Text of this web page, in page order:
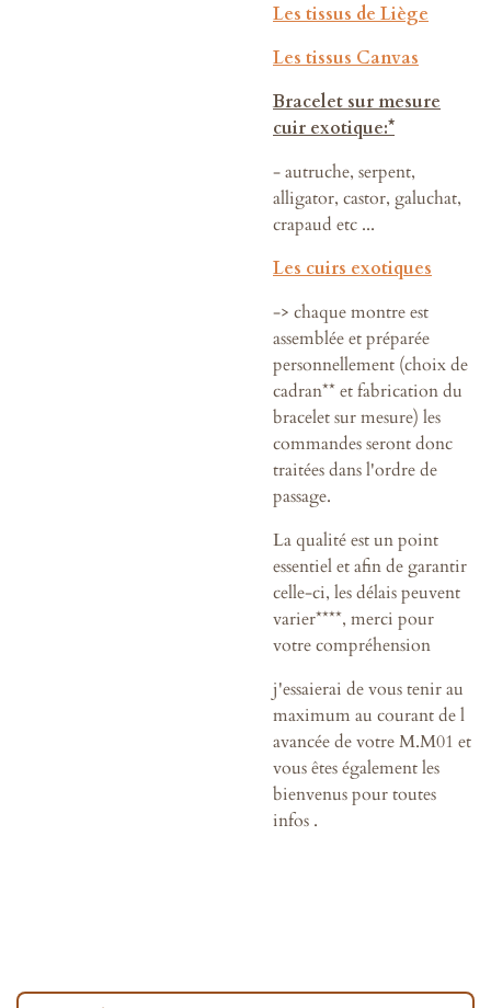
Les tissus de Liège
Les tissus Canvas
Bracelet sur mesure
cuir exotique:*
- autruche, serpent,
alligator, castor, galuchat,
crapaud etc ...
Les cuirs exotiques
-> chaque montre est
assemblée et préparée
personnellement (choix de
cadran** et fabrication du
bracelet sur mesure) les
commandes seront donc
traitées dans l'ordre de
passage.
La qualité est un point
essentiel et afin de garantir
celle-ci, les délais peuvent
varier****, merci pour
votre compréhension
j'essaierai de vous tenir au
maximum au courant de l
avancée de votre M.M01 et
vous êtes également les
bienvenus pour toutes
infos .